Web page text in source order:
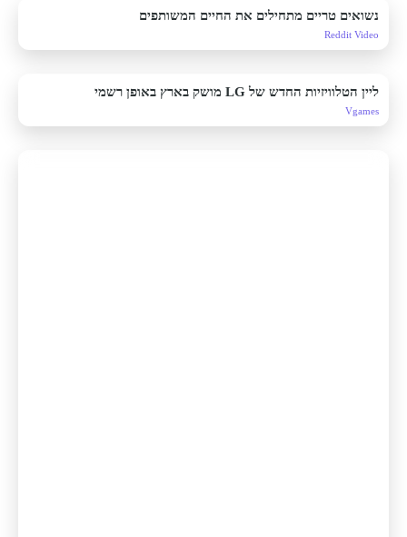
נשואים טריים מתחילים את החיים המשותפים
Reddit Video
ליין הטלוויזיות החדש של LG מושק בארץ באופן רשמי
Vgames